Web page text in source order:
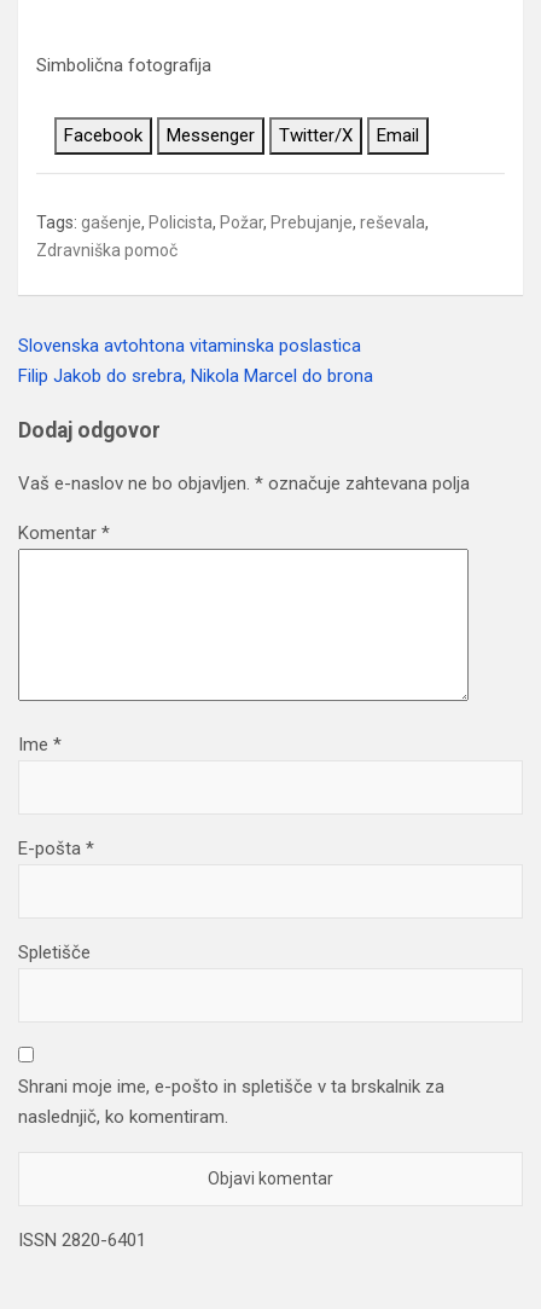
Simbolična fotografija
Facebook Messenger Twitter/X Email
Tags: gašenje, Policista, Požar, Prebujanje, reševala,
Zdravniška pomoč
Navigacija
Slovenska avtohtona vitaminska poslastica
Filip Jakob do srebra, Nikola Marcel do brona
Dodaj odgovor
Vaš e-naslov ne bo objavljen. * označuje zahtevana polja
Komentar *
Ime *
E-pošta *
Spletišče
Shrani moje ime, e-pošto in spletišče v ta brskalnik za
naslednjič, ko komentiram.
ISSN 2820-6401